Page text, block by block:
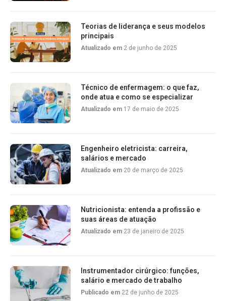
Teorias de liderança e seus modelos
principais
Atualizado em 2 de junho de 2025
Técnico de enfermagem: o que faz,
onde atua e como se especializar
Atualizado em 17 de maio de 2025
Engenheiro eletricista: carreira,
salários e mercado
Atualizado em 20 de março de 2025
Nutricionista: entenda a profissão e
suas áreas de atuação
Atualizado em 23 de janeiro de 2025
Instrumentador cirúrgico: funções,
salário e mercado de trabalho
Publicado em 22 de junho de 2025